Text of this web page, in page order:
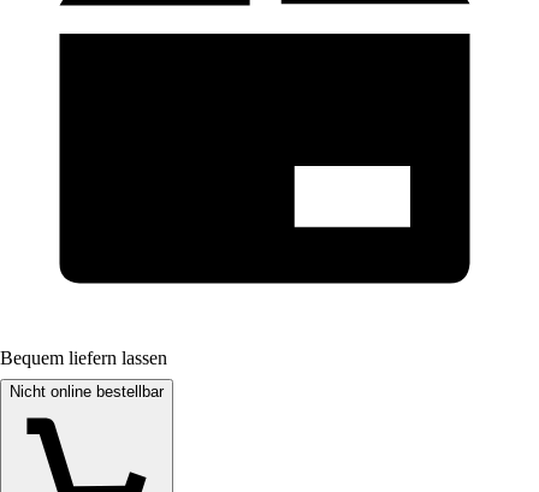
Bequem liefern lassen
Nicht online bestellbar